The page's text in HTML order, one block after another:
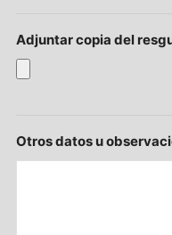
Adjuntar copia del
Otros datos u